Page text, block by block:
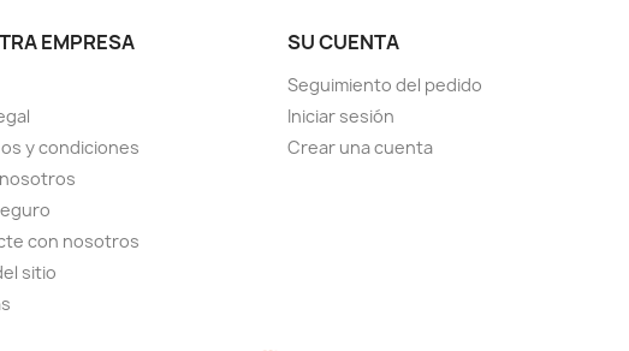
EMPRESA
y condiciones
con nosotros
sitio
SU CUENTA
Seguimiento del pedido
Iniciar sesión
Crear una cuenta